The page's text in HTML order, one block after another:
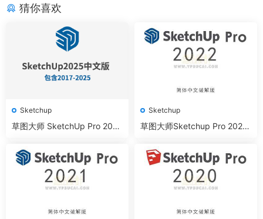
猜你喜欢
Sketchup
草图大师 SketchUp Pro 2017
Sketchup
草图大师Sketchup Pro 2022